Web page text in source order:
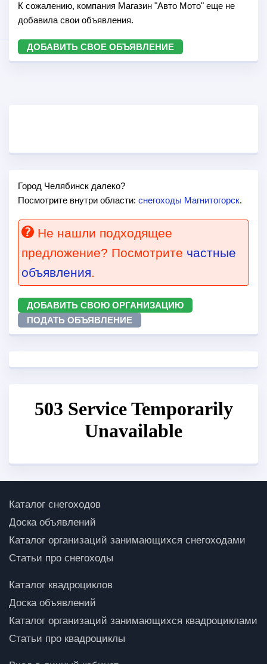
К сожалению, компания Магазин "Авто Мото" еще не
добавила свои объявления.
ДОБАВИТЬ СВОЕ ОБЪЯВЛЕНИЕ
Город Челябинск далеко?
Посмотрите внутри области: снегоходы Магнитогорск.
Не нашли подходящее
предложение? Посмотрите частные
объявления.
ДОБАВИТЬ СВОЮ ОРГАНИЗАЦИЮ
ПОДАТЬ ОБЪЯВЛЕНИЕ
Каталог снегоходов
Доска объявлений
Каталог организаций занимающихся снегоходами
Статьи про снегоходы
Каталог квадроциклов
Доска объявлений
Каталог организаций занимающихся квадроциклами
Статьи про квадроциклы